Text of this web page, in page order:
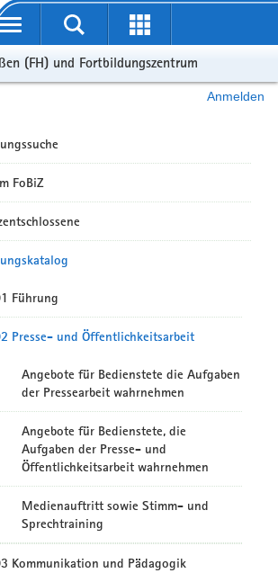
(FH) und Fortbildungszentrum
Anmelden
FoBiZ
Führung
Presse- und Öffentlichkeitsarbeit
Angebote für Bedienstete die Aufgaben
der Pressearbeit wahrnehmen
Angebote für Bedienstete, die
Aufgaben der Presse- und
Öffentlichkeitsarbeit wahrnehmen
Medienauftritt sowie Stimm- und
Sprechtraining
Kommunikation und Pädagogik